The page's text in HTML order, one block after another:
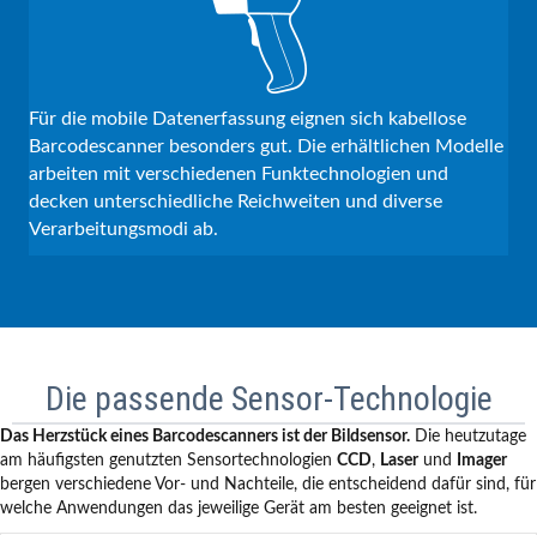
Für die mobile Datenerfassung eignen sich kabellose
Barcodescanner besonders gut. Die erhältlichen Modelle
arbeiten mit verschiedenen Funktechnologien und
decken unterschiedliche Reichweiten und diverse
Verarbeitungsmodi ab.
Die passende Sensor-Technologie
Das Herzstück eines Barcodescanners ist der Bildsensor. Die heutzutage
am häufigsten genutzten Sensortechnologien CCD, Laserund
Imager
bergen verschiedene Vor- und Nachteile, die entscheidend dafür sind, für
welche Anwendungen das jeweilige Gerät am besten geeignet ist.